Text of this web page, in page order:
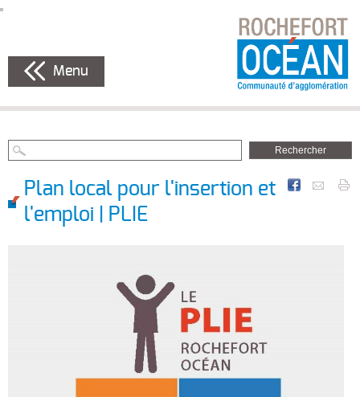
Menu
Plan local pour l'insertion et
l'emploi | PLIE